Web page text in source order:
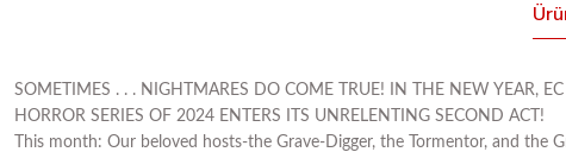
SOMETIMES . . . NIGHTMARES DO COME TRUE! IN THE NEW YEAR,
HORROR SERIES OF 2024 ENTERS ITS UNRELENTING SECOND ACT!
This month: Our beloved hosts-the Grave-Digger, the Tormentor, and